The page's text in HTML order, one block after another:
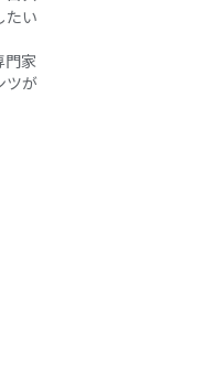
たい
門家
ツが